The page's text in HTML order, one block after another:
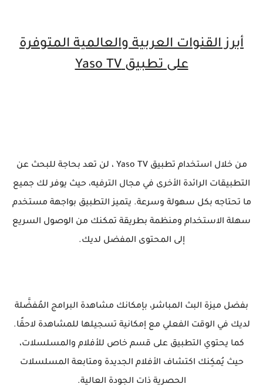
أبرز القنوات العربية والعالمية المتوفرة
على تطبيق Yaso TV
من خلال استخدام تطبيق Yaso TV ، لن تعد بحاجة للبحث عن
التطبيقات الرائدة الأخرى في مجال الترفيه، حيث يوفر لك جميع
ما تحتاجه بكل سهولة وسرعة. يتميز التطبيق بواجهة مستخدم
سهلة الاستخدام ومنظمة بطريقة تمكنك من الوصول السريع
إلى المحتوى المفضل لديك.
بفضل ميزة البث المباشر، بإمكانك مشاهدة البرامج المُفضَّلة
لديك في الوقت الفعلي مع إمكانية تسجيلها للمشاهدة لاحقًا.
كما يحتوي التطبيق على قسم خاص للأفلام والمسلسلات،
حيث يُمكِنك اكتشاف الأفلام الجديدة ومتابعة المسلسلات
الحصرية ذات الجودة العالية.